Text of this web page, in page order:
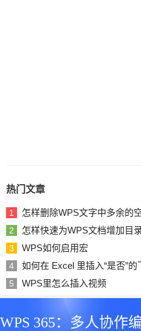
热门文章
1 怎样删除WPS文字中多余的
2 怎样快速为WPS文档增加目
3 WPS如何启用宏
4 如何在 Excel 里插入“是否”
5 WPS里怎么插入视频
WPS 365：多人协作